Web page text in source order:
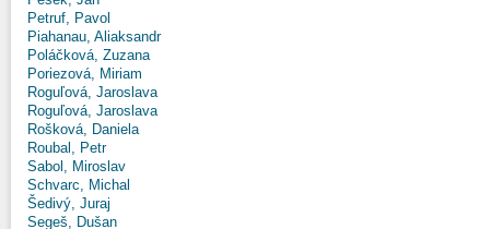
Petruf, Pavol
Piahanau, Aliaksandr
Poláčková, Zuzana
Poriezová, Miriam
Roguľová, Jaroslava
Roguľová, Jaroslava
Rošková, Daniela
Roubal, Petr
Sabol, Miroslav
Schvarc, Michal
Šedivý, Juraj
Segeš, Dušan